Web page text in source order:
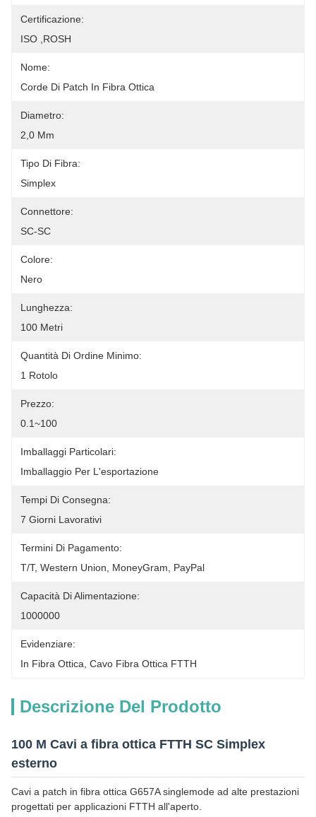
Certificazione:
ISO ,ROSH
Nome:
Corde Di Patch In Fibra Ottica
Diametro:
2,0 Mm
Tipo Di Fibra:
Simplex
Connettore:
SC-SC
Colore:
Nero
Lunghezza:
100 Metri
Quantità Di Ordine Minimo:
1 Rotolo
Prezzo:
0.1~100
Imballaggi Particolari:
Imballaggio Per L'esportazione
Tempi Di Consegna:
7 Giorni Lavorativi
Termini Di Pagamento:
T/T, Western Union, MoneyGram, PayPal
Capacità Di Alimentazione:
1000000
Evidenziare:
In Fibra Ottica Cavo Fibra Ottica FTTH
Descrizione Del Prodotto
100 M Cavi a fibra ottica FTTH SC Simplex
esterno
Cavi a patch in fibra ottica G657A singlemode ad alte prestazioni
progettati per applicazioni FTTH all'aperto.